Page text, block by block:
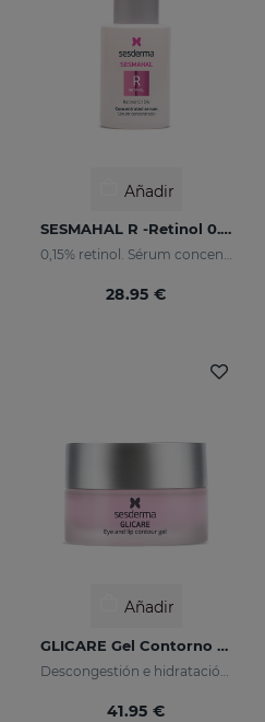
Añadir
SESMAHAL R -Retinol 0.15%
0,15% retinol. Sérum concentrado renovador
28.95 €
Añadir
GLICARE Gel Contorno De Ojos Y Labios
41.95 €